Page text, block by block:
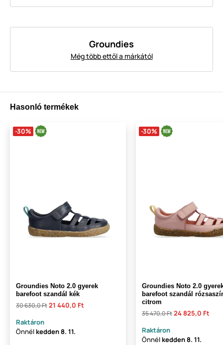
Groundies
Még több ettől a márkától
Hasonló termékek
-30%
Groundies Noto 2.0 gyerek
barefoot szandál kék
30 630,0 Ft21 440,0 Ft
Raktáron
Önnélkedden8. 11.
-30%
Groundies Noto 2.0
barefoot szandál
citrom
35 470,0 Ft24 825,0 Ft
Raktáron
Önnélkedden8. 11.